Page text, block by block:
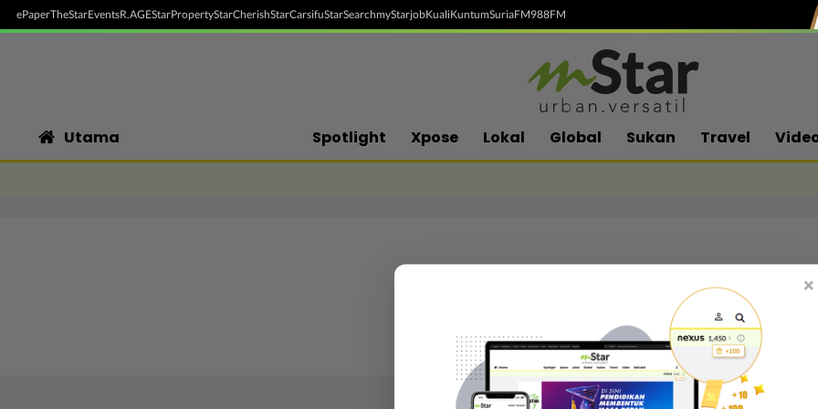
ePaperTheStarEventsR.AGEStarPropertyStarCherishStarCarsifuStarSearchmyStarjobKualiKuntumSuriaFM988FM
Utama Spotlight Xpose Lokal Global Sukan Travel
Follow media sosial kami
×